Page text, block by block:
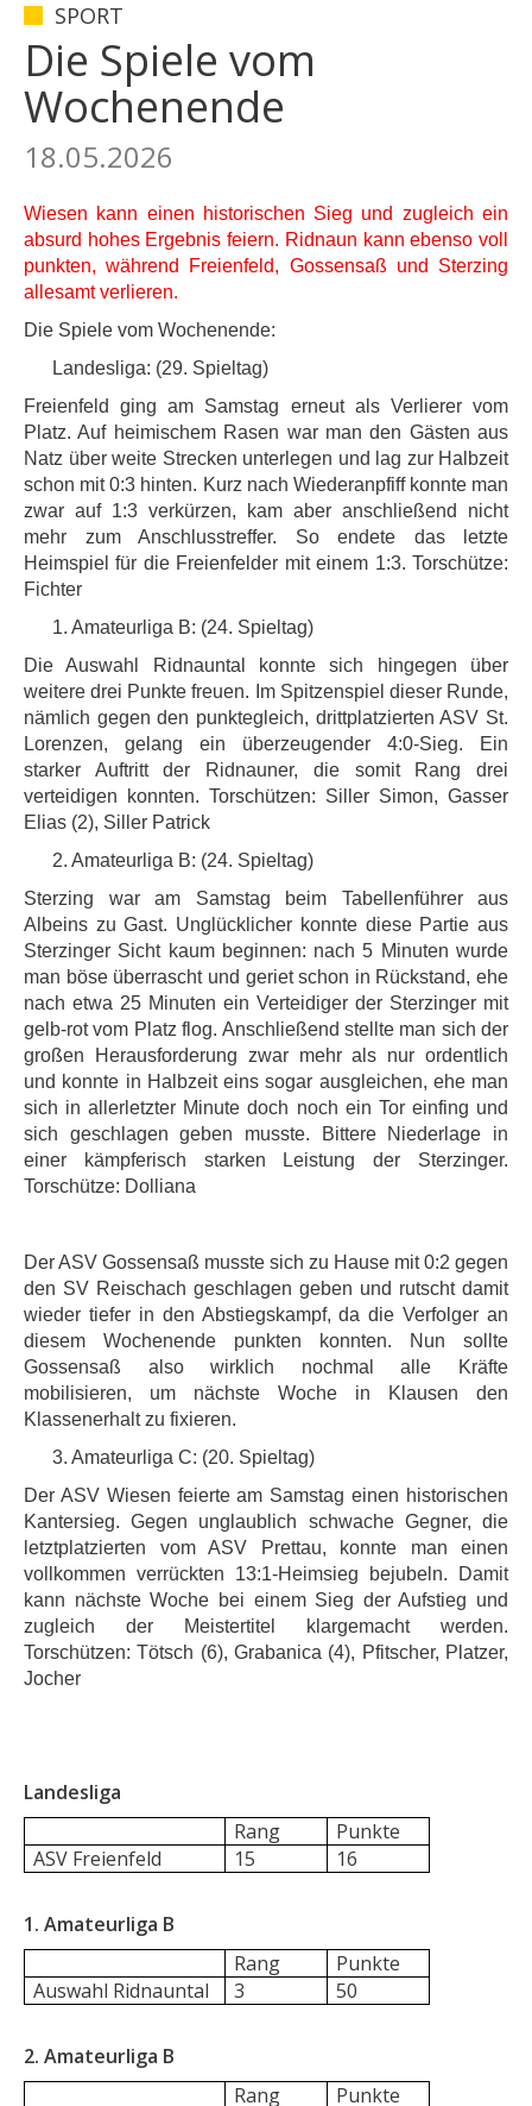
SPORT
Die Spiele vom
Wochenende
18.05.2026
Wiesen kann einen historischen Sieg und zugleich ein
absurd hohes Ergebnis feiern. Ridnaun kann ebenso voll
punkten, während Freienfeld, Gossensaß und Sterzing
allesamt verlieren.
Die Spiele vom Wochenende:
Landesliga: (29. Spieltag)
Freienfeld ging am Samstag erneut als Verlierer vom
Platz. Auf heimischem Rasen war man den Gästen aus
Natz über weite Strecken unterlegen und lag zur Halbzeit
schon mit 0:3 hinten. Kurz nach Wiederanpfiff konnte man
zwar auf 1:3 verkürzen, kam aber anschließend nicht
mehr zum Anschlusstreffer. So endete das letzte
Heimspiel für die Freienfelder mit einem 1:3. Torschütze:
Fichter
1. Amateurliga B: (24. Spieltag)
Die Auswahl Ridnauntal konnte sich hingegen über
weitere drei Punkte freuen. Im Spitzenspiel dieser Runde,
nämlich gegen den punktegleich, drittplatzierten ASV St.
Lorenzen, gelang ein überzeugender 4:0-Sieg. Ein
starker Auftritt der Ridnauner, die somit Rang drei
verteidigen konnten. Torschützen: Siller Simon, Gasser
Elias (2), Siller Patrick
2. Amateurliga B: (24. Spieltag)
Sterzing war am Samstag beim Tabellenführer aus
Albeins zu Gast. Unglücklicher konnte diese Partie aus
Sterzinger Sicht kaum beginnen: nach 5 Minuten wurde
man böse überrascht und geriet schon in Rückstand, ehe
nach etwa 25 Minuten ein Verteidiger der Sterzinger mit
gelb-rot vom Platz flog. Anschließend stellte man sich der
großen Herausforderung zwar mehr als nur ordentlich
und konnte in Halbzeit eins sogar ausgleichen, ehe man
sich in allerletzter Minute doch noch ein Tor einfing und
sich geschlagen geben musste. Bittere Niederlage in
einer kämpferisch starken Leistung der Sterzinger.
Torschütze: Dolliana
Der ASV Gossensaß musste sich zu Hause mit 0:2 gegen
den SV Reischach geschlagen geben und rutscht damit
wieder tiefer in den Abstiegskampf, da die Verfolger an
diesem Wochenende punkten konnten. Nun sollte
Gossensaß also wirklich nochmal alle Kräfte
mobilisieren, um nächste Woche in Klausen den
Klassenerhalt zu fixieren.
3. Amateurliga C: (20. Spieltag)
Der ASV Wiesen feierte am Samstag einen historischen
Kantersieg. Gegen unglaublich schwache Gegner, die
letztplatzierten vom ASV Prettau, konnte man einen
vollkommen verrückten 13:1-Heimsieg bejubeln. Damit
kann nächste Woche bei einem Sieg der Aufstieg und
zugleich der Meistertitel klargemacht werden.
Torschützen: Tötsch (6), Grabanica (4), Pfitscher, Platzer,
Jocher
Landesliga
Rang
Punkte
ASV Freienfeld
15 16
1. Amateurliga B
Rang
Punkte
Auswahl Ridnauntal
3 50
2. Amateurliga B
Rang
Punkte